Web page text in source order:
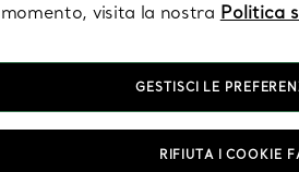
visita la nostra Politica
GESTISCI LE
RIFIUTA I COOKIE